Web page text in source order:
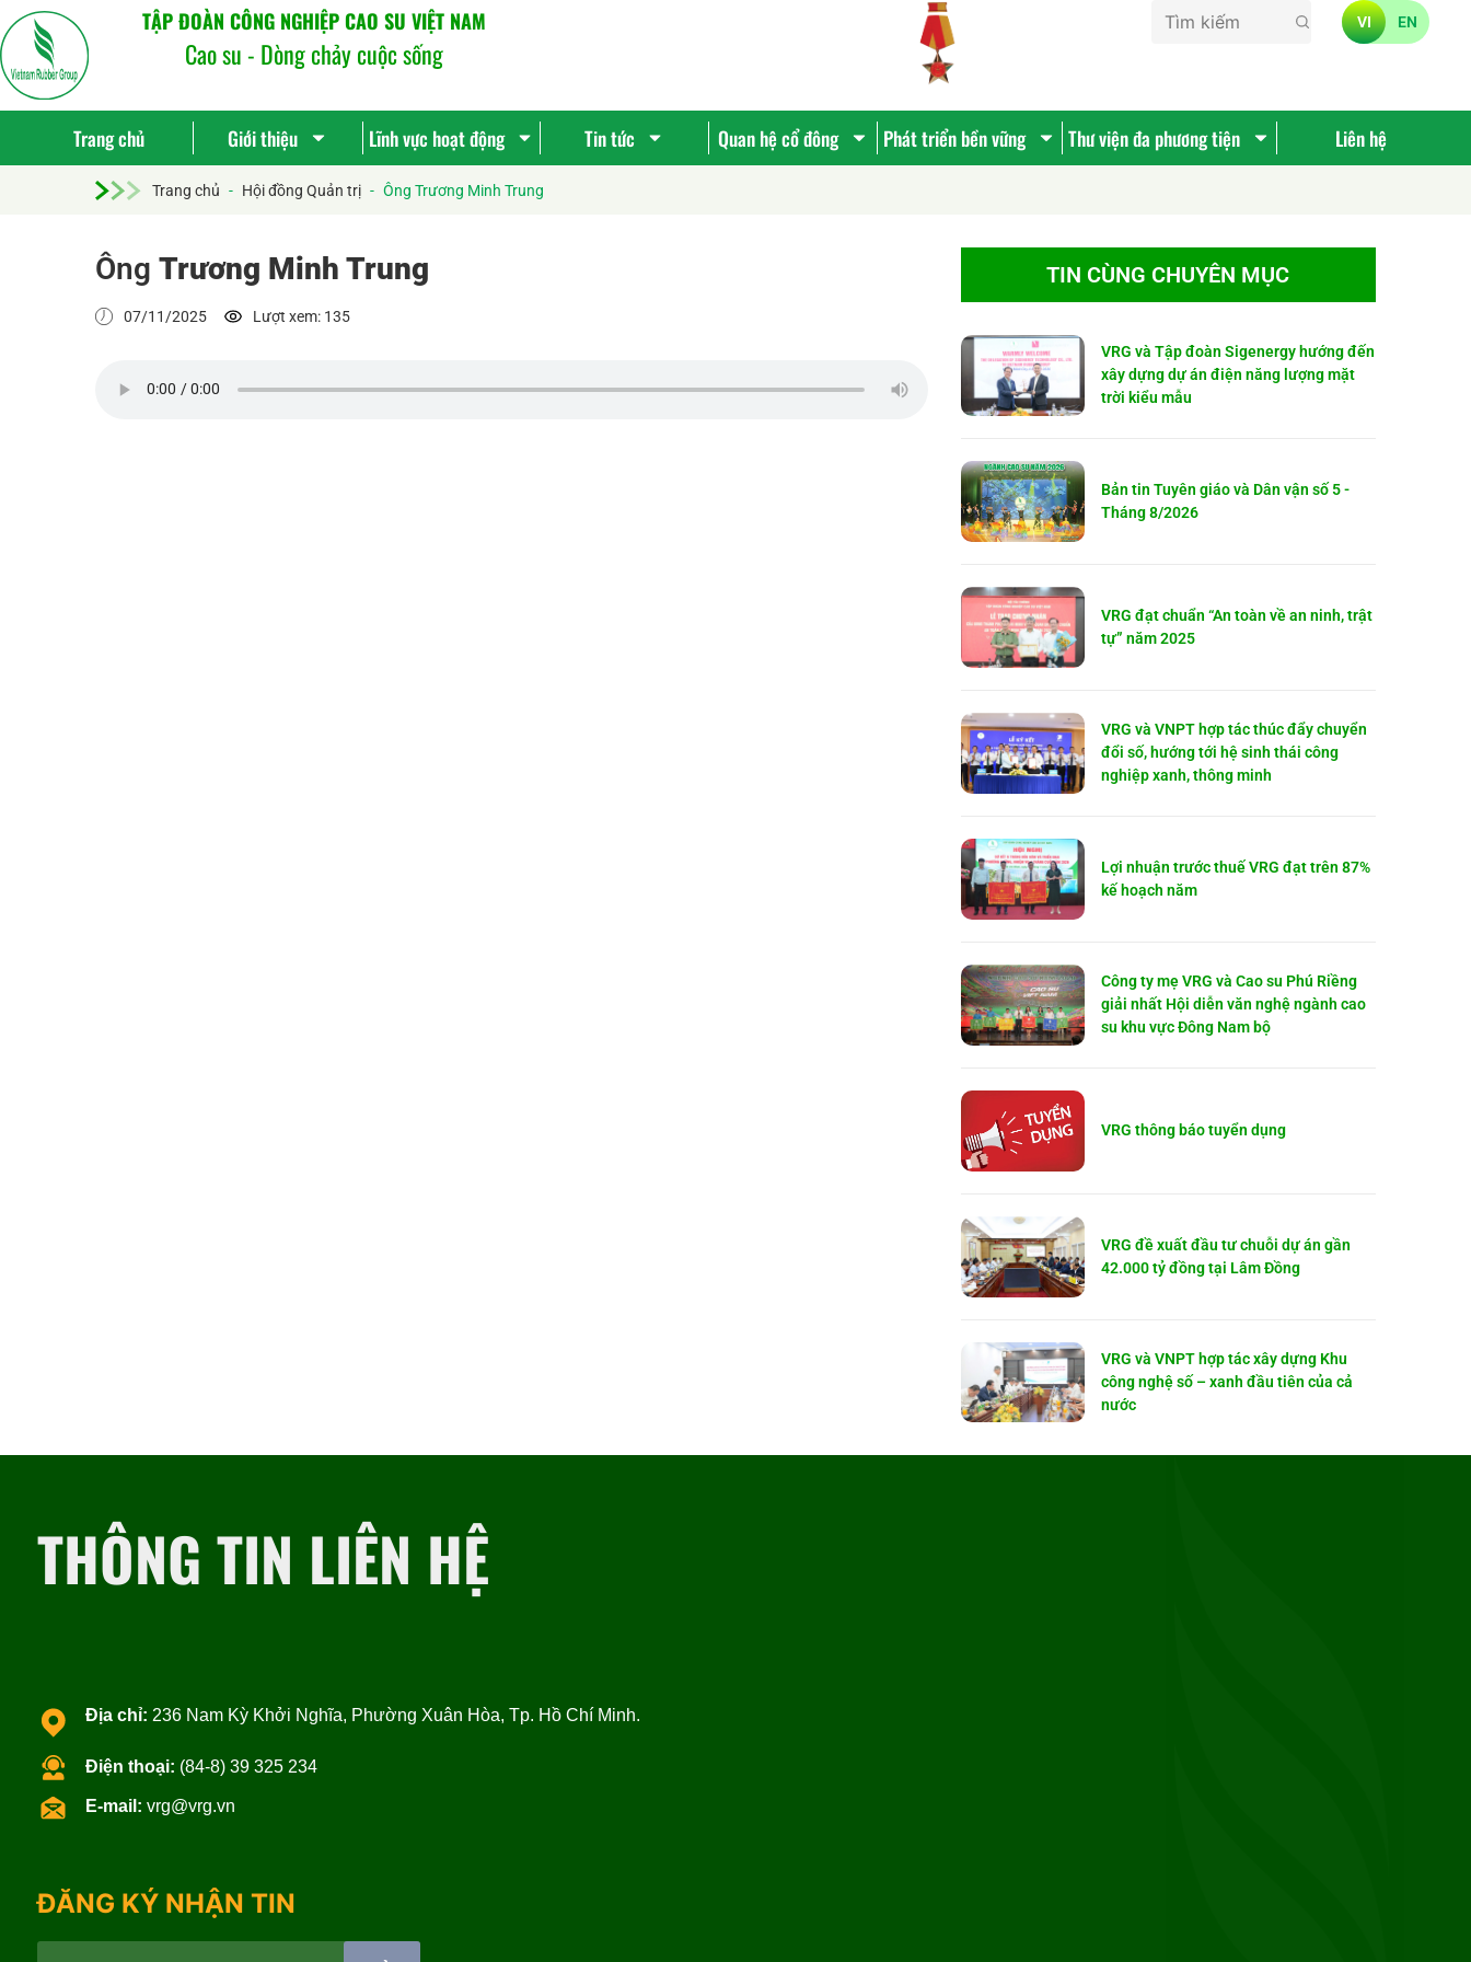
TẬP ĐOÀN CÔNG NGHIỆP CAO SU VIỆT NAM
Cao su - Dòng chảy cuộc sống
VI EN
Trang chủ Giới thiệu Lĩnh vực hoạt động Tin tức Quan hệ cổ đông Phát triển bền vững Thư viện đa phương tiện Liên hệ
Trang chủ - Hội đồng Quản trị - Ông Trương Minh Trung
Ông Trương Minh Trung
07/11/2025 Lượt xem: 135
TIN CÙNG CHUYÊN MỤC
VRG và Tập đoàn Sigenergy hướng đến
xây dựng dự án điện năng lượng mặt
trời kiểu mẫu
Bản tin Tuyên giáo và Dân vận số 5 -
Tháng 8/2026
VRG đạt chuẩn “An toàn về an ninh, trật
tự” năm 2025
VRG và VNPT hợp tác thúc đẩy chuyển
đổi số, hướng tới hệ sinh thái công
nghiệp xanh, thông minh
Lợi nhuận trước thuế VRG đạt trên 87%
kế hoạch năm
Công ty mẹ VRG và Cao su Phú Riềng
giải nhất Hội diễn văn nghệ ngành cao
su khu vực Đông Nam bộ
VRG thông báo tuyển dụng
VRG đề xuất đầu tư chuỗi dự án gần
42.000 tỷ đồng tại Lâm Đồng
VRG và VNPT hợp tác xây dựng Khu
công nghệ số – xanh đầu tiên của cả
nước
THÔNG TIN LIÊN HỆ
Địa chỉ: 236 Nam Kỳ Khởi Nghĩa, Phường Xuân Hòa, Tp. Hồ Chí Minh.
Điện thoại: (84-8) 39 325 234
E-mail: vrg@vrg.vn
ĐĂNG KÝ NHẬN TIN